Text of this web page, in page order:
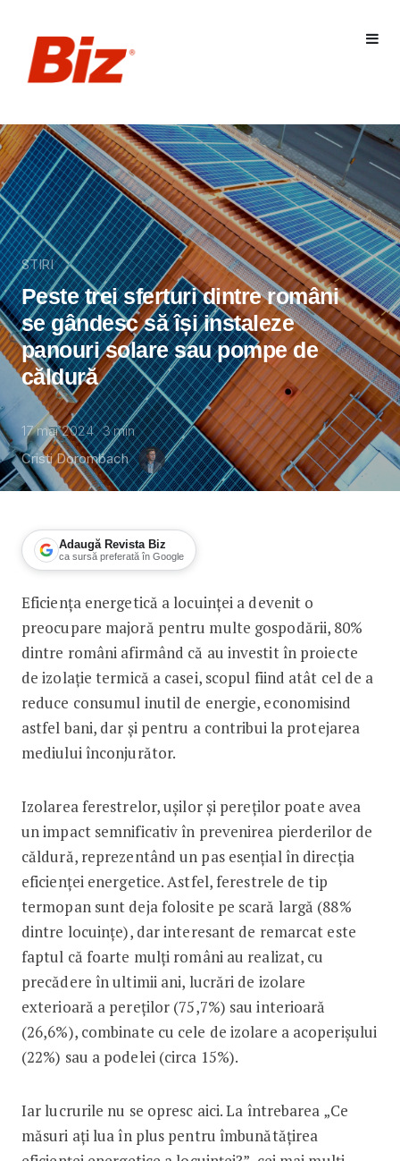
STIRI
Peste trei sferturi dintre români
se gândesc să își instaleze
panouri solare sau pompe de
căldură
17 mai 2024 3min
Cristi Dorombach
Adaugă Revista Biz
ca sursă preferată în Google
Peste trei sferturi dintre români se
Eficiența energetică a locuinței a devenit o
preocupare majoră pentru multe gospodării, 80%
dintre români afirmând că au investit în proiecte
de izolație termică a casei, scopul fiind atât cel de a
reduce consumul inutil de energie, economisind
astfel bani, dar și pentru a contribui la protejarea
mediului înconjurător.
Izolarea ferestrelor, ușilor și pereților poate avea
un impact semnificativ în prevenirea pierderilor de
căldură, reprezentând un pas esențial în direcția
eficienței energetice. Astfel, ferestrele de tip
termopan sunt deja folosite pe scară largă (88%
dintre locuințe), dar interesant de remarcat este
faptul că foarte mulți români au realizat, cu
precădere în ultimii ani, lucrări de izolare
exterioară a pereților (75,7%) sau interioară
(26,6%), combinate cu cele de izolare a acoperișului
(22%) sau a podelei (circa 15%).
Iar lucrurile nu se opresc aici. La întrebarea „Ce
măsuri ați lua în plus pentru îmbunătățirea